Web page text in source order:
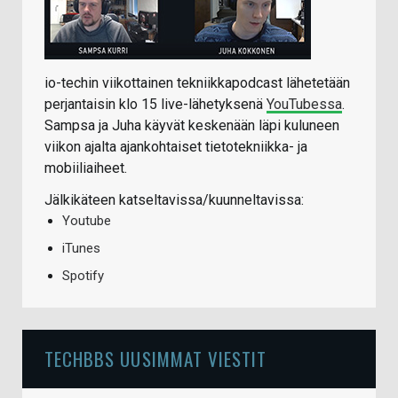
io-techin viikottainen tekniikkapodcast lähetetään
perjantaisin klo 15 live-lähetyksenä YouTubessa.
Sampsa ja Juha käyvät keskenään läpi kuluneen
viikon ajalta ajankohtaiset tietotekniikka- ja
mobiiliaiheet.
Jälkikäteen katseltavissa/kuunneltavissa:
Youtube
iTunes
Spotify
TECHBBS UUSIMMAT VIESTIT